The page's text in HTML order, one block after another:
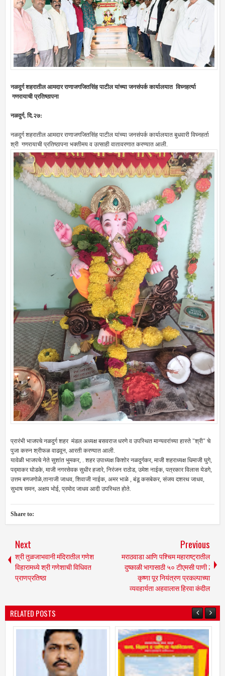
नळदुर्ग शहरातील आमदार राणाजगजितसिंह पाटील यांच्या जनसंपर्क कार्यालयात विघ्नहर्त्या
गणरायाची प्रतिष्ठापना
नळदुर्ग, दि.२७:
नळदुर्ग शहरातील आमदार राणाजगजितसिंह पाटील यांच्या जनसंपर्क कार्यालयात बुधवारी विघ्नहर्ता
श्री गणरायाची प्रतिष्ठापना भक्तीमय व उत्साही वातावरणात करण्यात आली.
प्रारंभी भाजपचे नळदुर्ग शहर मंडल अध्यक्ष बसवराज धरणे व उपस्थित मान्यवरांच्या हास्ते "श्री" चे
पुजा करुन श्रीफळ वाढवून, आरती करण्यात आली.
यावेळी भाजपचे नेते सुशांत भुमकर, . शहर उपाध्यक्ष किशोर नळदुर्गकर, माजी शहराध्यक्ष धिमाजी घुगे,
पद्माकर घोडके, माजी नगरसेवक सुधीर हजारे, निरंजन राठोड, उमेश नाईक, पत्रकार विलास येडगे,
उत्तम बणजगोळे,तानाजी जाधव, शिवाजी नाईक, अमर भाळे , बंडू कसबेकर, संजय दशरथ जाधव,
सुभाष समन, अक्षय भोई, प्रमोद जाधव आदी उपस्थित होते.
Share to:
Next
श्री तुळजाभवानी मंदिरातील गणेश
विहारामध्ये श्री गणेशाची विधिवत
प्राणप्रतिष्ठा
Previous
मराठवाडा आणि पश्चिम महाराष्ट्रातील
दुष्काळी भागासाठी ५० टीएमसी पाणी ;
कृष्णा पूर नियंत्रण प्रकल्पाच्या
व्यवहार्यता अहवालास हिरवा कंदील
RELATED POSTS